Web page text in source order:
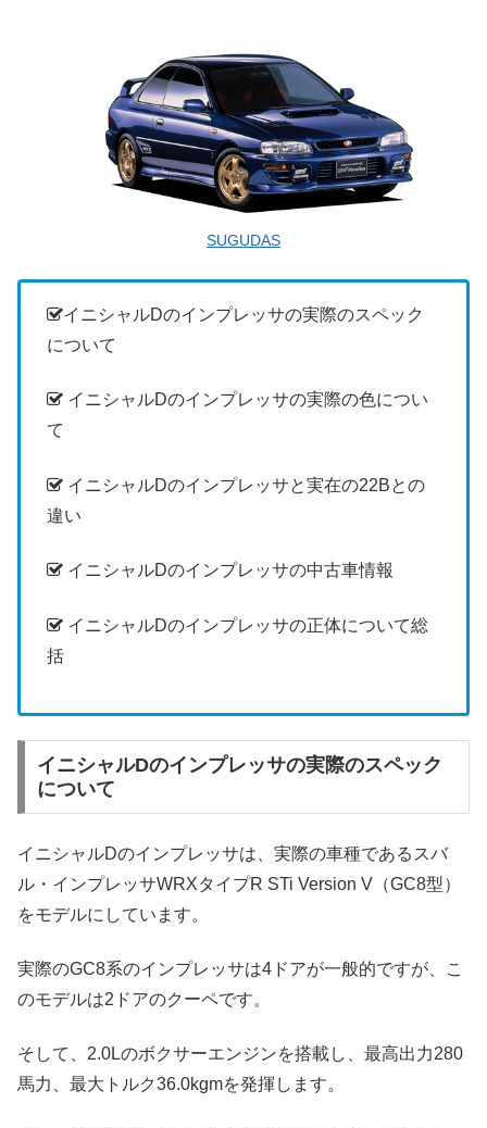
SUGUDAS
イニシャルDのインプレッサの実際のスペック
について
イニシャルDのインプレッサの実際の色につい
て
イニシャルDのインプレッサと実在の22Bとの
違い
イニシャルDのインプレッサの中古車情報
イニシャルDのインプレッサの正体について総
括
イニシャルDのインプレッサの実際のスペック
について
イニシャルDのインプレッサは、実際の車種であるスバ
ル・インプレッサWRXタイプR STi Version V（GC8型）
をモデルにしています。
実際のGC8系のインプレッサは4ドアが一般的ですが、こ
のモデルは2ドアのクーペです。
そして、2.0Lのボクサーエンジンを搭載し、最高出力280
馬力、最大トルク36.0kgmを発揮します。